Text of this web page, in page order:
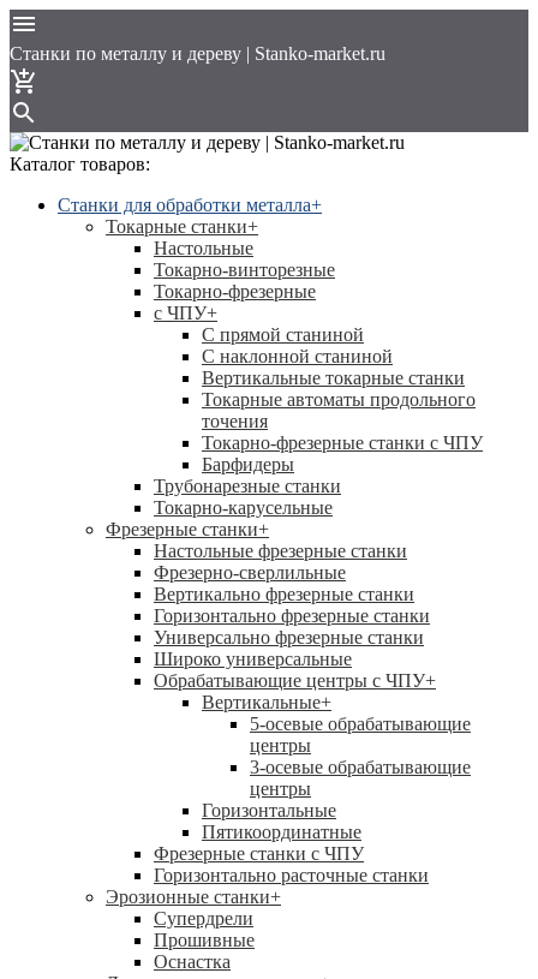
Cтанки по металлу и дереву | Stanko-market.ru
Каталог товаров:
Станки для обработки металла+
Токарные станки+
Настольные
Токарно-винторезные
Токарно-фрезерные
с ЧПУ+
С прямой станиной
C наклонной станиной
Вертикальные токарные станки
Токарные автоматы продольного
точения
Токарно-фрезерные станки с ЧПУ
Барфидеры
Трубонарезные станки
Токарно-карусельные
Фрезерные станки+
Настольные фрезерные станки
Фрезерно-сверлильные
Вертикально фрезерные станки
Горизонтально фрезерные станки
Универсально фрезерные станки
Широко универсальные
Обрабатывающие центры с ЧПУ+
Вертикальные+
5-осевые обрабатывающие
центры
3-осевые обрабатывающие
центры
Горизонтальные
Пятикоординатные
Фрезерные станки с ЧПУ
Горизонтально расточные станки
Эрозионные станки+
Супердрели
Прошивные
Оснастка